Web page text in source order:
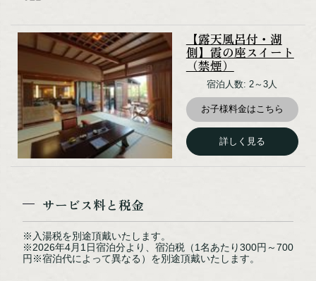
バー（イメージ）
【露天風呂付・湖
側】霞の座スイート
（禁煙）
宿泊人数: 2～3人
お子様料金はこちら
詳しく見る
サービス料と税金
※入湯税を別途頂戴いたします。
※2026年4月1日宿泊分より、宿泊税（1名あたり300円～700
円※宿泊代によって異なる）を別途頂戴いたします。